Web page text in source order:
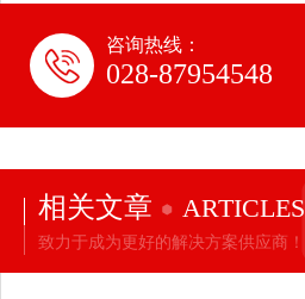
咨询热线：
028-87954548
相关文章 ARTICLES
致力于成为更好的解决方案供应商！